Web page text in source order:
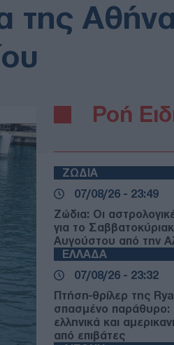
της
Ροή
ΖΩΔΙΑ
07/08/26 - 23:49
Ζώδια: Οι
για το
Αυγούστου από την
ΕΛΛΑΔΑ
07/08/26 - 23:32
Πτήση-θρίλερ της
σπασμένο
ελληνικά και
από επιβάτες